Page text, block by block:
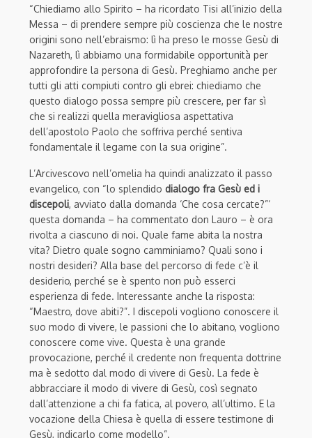
“Chiediamo allo Spirito – ha ricordato Tisi all’inizio della
Messa – di prendere sempre più coscienza che le nostre
origini sono nell’ebraismo: lì ha preso le mosse Gesù di
Nazareth, lì abbiamo una formidabile opportunità per
approfondire la persona di Gesù. Preghiamo anche per
tutti gli atti compiuti contro gli ebrei: chiediamo che
questo dialogo possa sempre più crescere, per far sì
che si realizzi quella meravigliosa aspettativa
dell’apostolo Paolo che soffriva perché sentiva
fondamentale il legame con la sua origine”.
L’Arcivescovo nell’omelia ha quindi analizzato il passo
evangelico, con “lo splendido dialogo fra Gesù ed i
discepoli, avviato dalla domanda ‘Che cosa cercate?”‘
questa domanda – ha commentato don Lauro – è ora
rivolta a ciascuno di noi. Quale fame abita la nostra
vita? Dietro quale sogno camminiamo? Quali sono i
nostri desideri? Alla base del percorso di fede c’è il
desiderio, perché se è spento non può esserci
esperienza di fede. Interessante anche la risposta:
“Maestro, dove abiti?”. I discepoli vogliono conoscere il
suo modo di vivere, le passioni che lo abitano, vogliono
conoscere come vive. Questa è una grande
provocazione, perché il credente non frequenta dottrine
ma è sedotto dal modo di vivere di Gesù. La fede è
abbracciare il modo di vivere di Gesù, così segnato
dall’attenzione a chi fa fatica, al povero, all’ultimo. E la
vocazione della Chiesa è quella di essere testimone di
Gesù, indicarlo come modello”.